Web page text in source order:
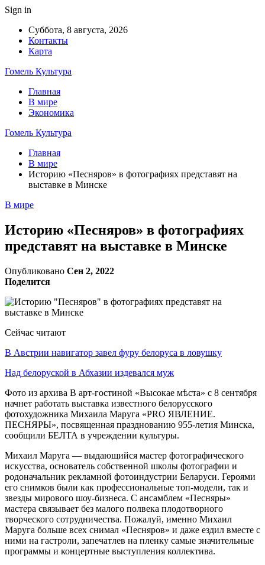
Sign in
Суббота, 8 августа, 2026
Контакты
Карта
Гомель Культура
Главная
В мире
Экономика
Гомель Культура
Главная
В мире
Историю «Песняров» в фотографиях представят на
выставке в Минске
В мире
Историю «Песняров» в фотографиях
представят на выставке в Минске
Опубликовано Сен 2, 2022
Поделится
Сейчас читают
В Австрии навигатор завел фуру белоруса в ловушку
Над белоруской в Абхазии издевался муж
Фото из архива В арт-гостиной «Высокае мѣста» с 8 сентября
начнет работать выставка известного белорусского
фотохудожника Михаила Маруга «PRO ЯВЛЕНИЕ.
ПЕСНЯРЫ», посвященная празднованию 955-летия Минска,
сообщили БЕЛТА в учреждении культуры.
Михаил Маруга — выдающийся мастер фотографического
искусства, основатель собственной школы фотографии и
родоначальник рекламной фотоиндустрии Беларуси. Героями
его снимков были как профессиональные топ-модели, так и
звезды мирового шоу-бизнеса. С ансамблем «Песняры»
мастера связывает без малого полвека плодотворного
творческого сотрудничества. Пожалуй, именно Михаил
Маруга больше всех снимал «Песняров» и даже ездил вместе с
ними на гастроли, запечатлев на пленку самые значительные
программы и концертные выступления коллектива.